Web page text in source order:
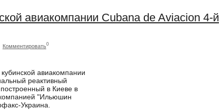
авиакомпании Cubana de Aviacion 4-й
Комментировать0
авиакомпании
реактивный
в Киеве в
компанией "Ильюшин
Украина.